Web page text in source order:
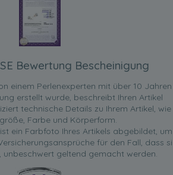
Bewertung Bescheinigung
einem Perlenexperten mit über 10 Jahren
erstellt wurde, beschreibt Ihren Artikel
technische Details zu Ihrem Artikel, wie
Farbe und Körperform.
ein Farbfoto Ihres Artikels abgebildet, um
für den Fall, dass
unbeschwert geltend gemacht werden.